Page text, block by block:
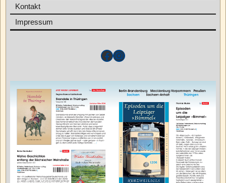
Kontakt
Impressum